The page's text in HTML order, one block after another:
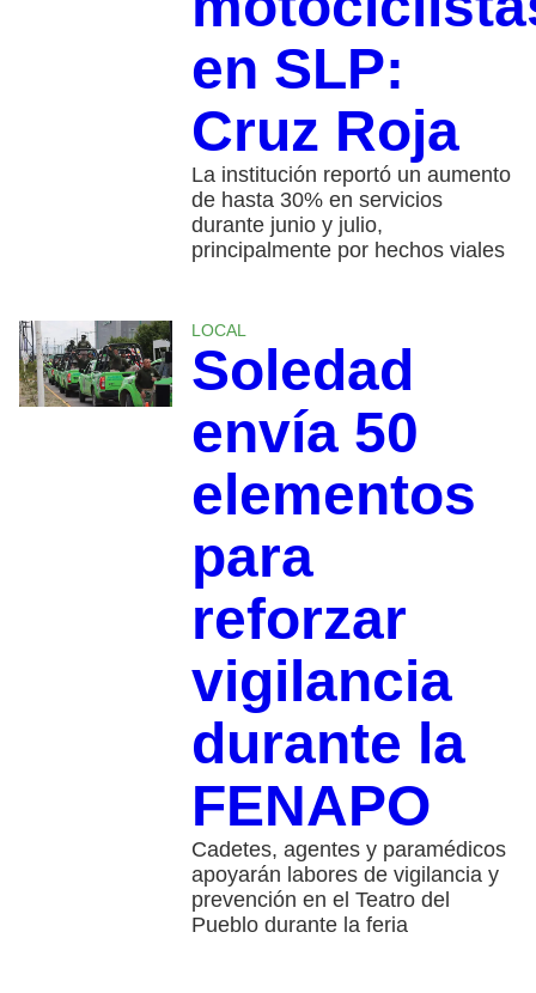
en SLP:
Cruz Roja
La institución reportó un aumento
de hasta 30% en servicios
durante junio y julio,
principalmente por hechos viales
LOCAL
Soledad
envía 50
elementos
para
reforzar
vigilancia
durante la
FENAPO
Cadetes, agentes y paramédicos
apoyarán labores de vigilancia y
prevención en el Teatro del
Pueblo durante la feria